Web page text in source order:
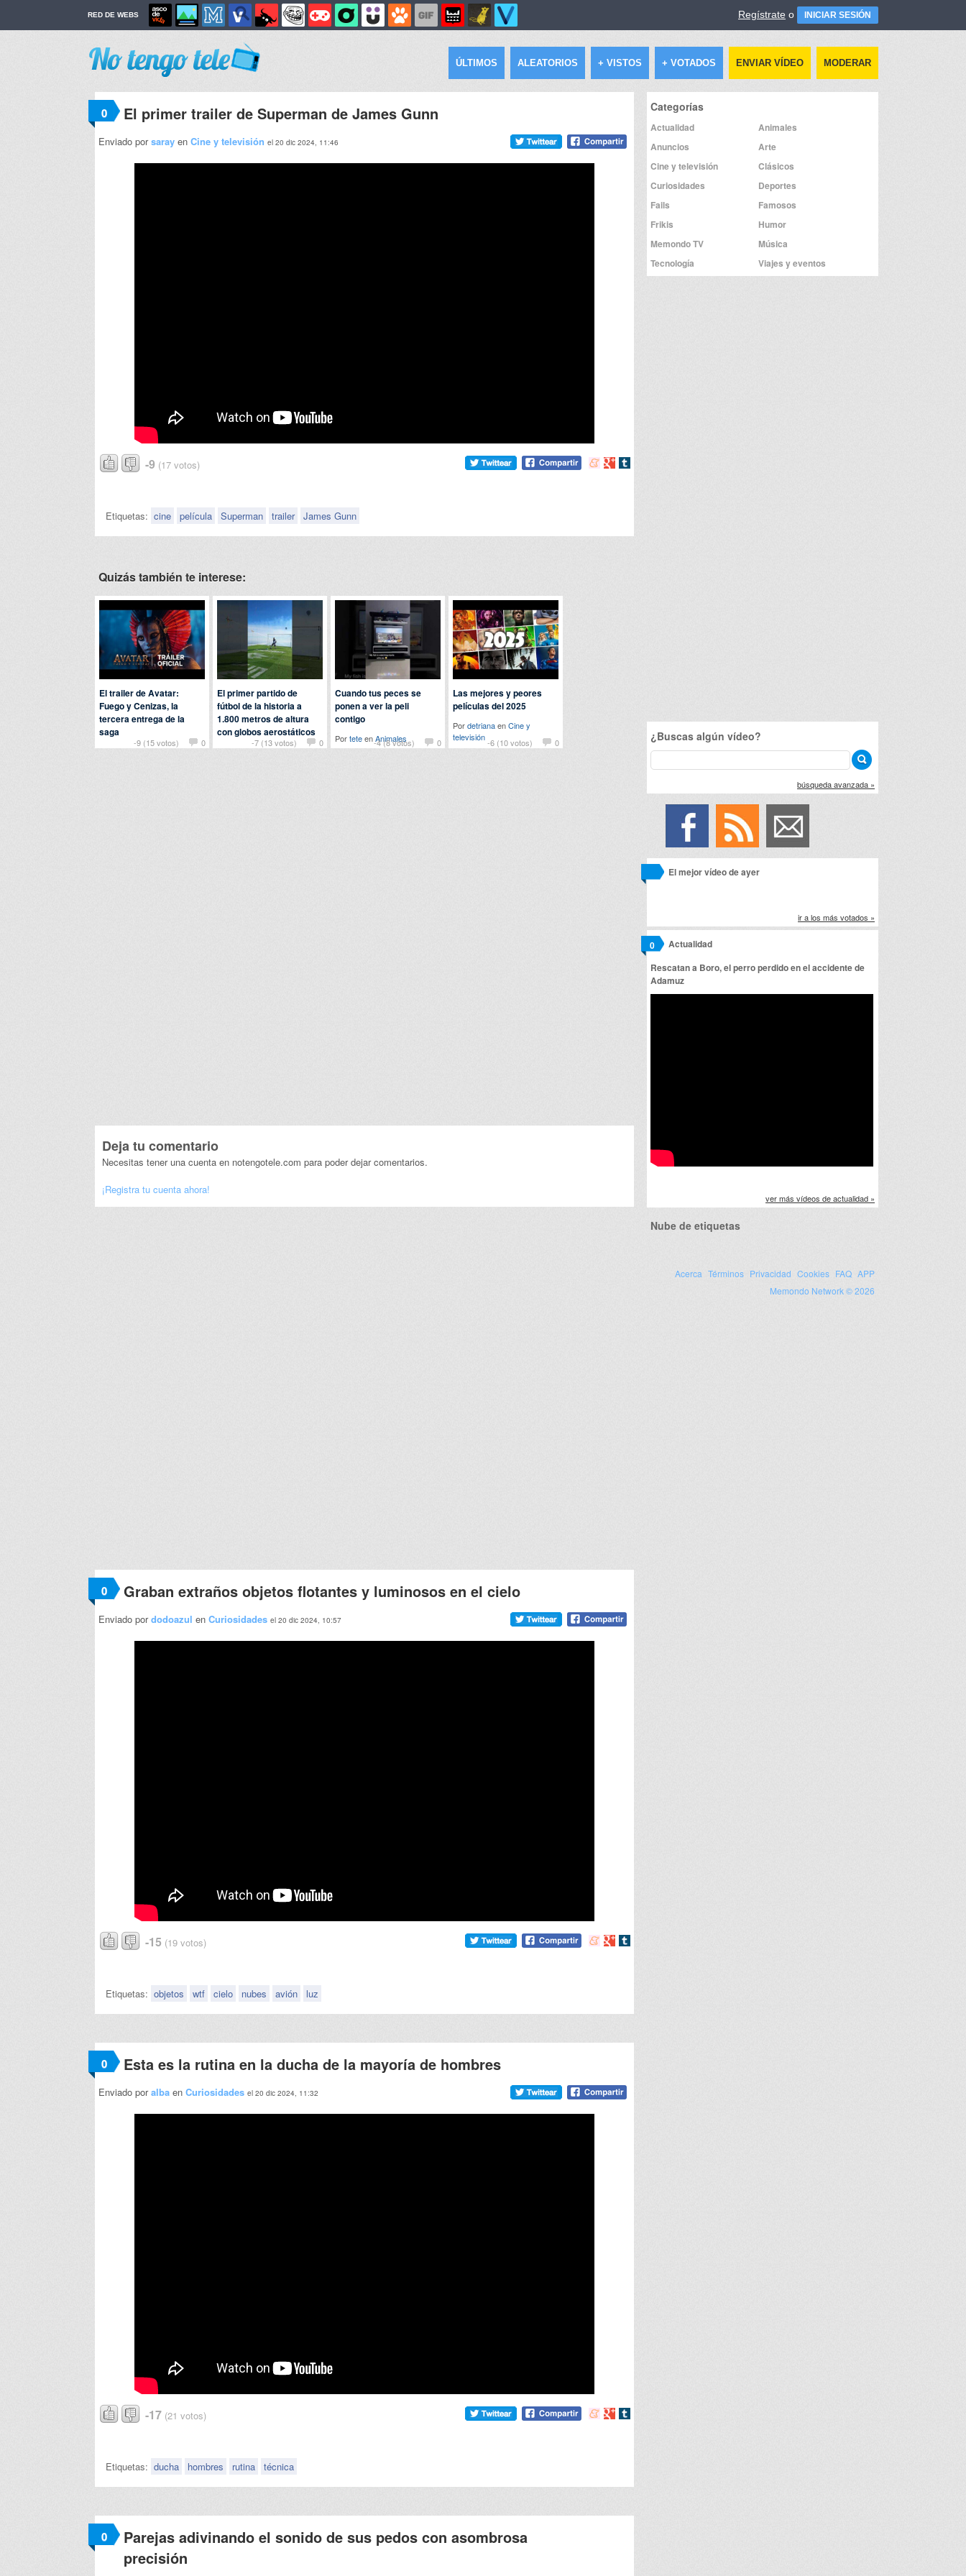
RED DE WEBS Regístrate o INICIAR SESIÓN
ÚLTIMOS ALEATORIOS + VISTOS + VOTADOS ENVIAR VÍDEO MODERAR
0 El primer trailer de Superman de James Gunn
Enviado porsaray en Cine y televisión el 20 dic 2024, 11:46
-9 (17 votos)
Compartir
Compartir
Compartir
Etiquetas: cine película Superman trailer James Gunn
Quizás también te interese:
-9 (15 votos) 0
El trailer de Avatar:
Fuego y Cenizas, la
tercera entrega de la
saga
PordodoazulenCine y
-7 (13 votos) 0
El primer partido de
fútbol de la historia a
1.800 metros de altura
con globos aerostáticos
PornomedigasenDeportes
-4 (8 votos) 0
Cuando tus peces se
ponen a ver la peli
contigo
PorteteenAnimales -6 (10 votos) 0
Las mejores y peores
películas del 2025
PordetrianaenCine y
televisión
Deja tu comentario
Necesitas tener una cuenta en notengotele.com para poder dejar comentarios.
¡Registra tu cuenta ahora!
0 Graban extraños objetos flotantes y luminosos en el cielo
Enviado pordodoazul en Curiosidades el 20 dic 2024, 10:57
-15 (19 votos)
Compartir
Compartir
Compartir
Etiquetas: objetos wtf cielo nubes avión luz
0 Esta es la rutina en la ducha de la mayoría de hombres
Enviado poralba en Curiosidades el 20 dic 2024, 11:32
-17 (21 votos)
Compartir
Compartir
Compartir
Etiquetas: ducha hombres rutina técnica
0
Parejas adivinando el sonido de sus pedos con asombrosa
precisión
Categorías
Actualidad
Animales
Anuncios
Arte
Cine y televisión
Clásicos
Curiosidades
Deportes
Fails
Famosos
Frikis
Humor
Memondo TV
Música
Tecnología
Viajes y eventos
¿Buscas algún vídeo?
búsqueda avanzada »
El mejor vídeo de ayer
ir a los más votados »
Actualidad
0
Rescatan a Boro, el perro perdido en el accidente de
Adamuz
ver más vídeos de actualidad »
Nube de etiquetas
Acerca Términos Privacidad Cookies FAQ APP
Memondo Network © 2026